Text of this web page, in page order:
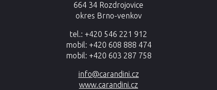
664 34 Rozdrojovice
okres Brno-venkov
tel.: +420 546 221 912
mobil: +420 608 888 474
mobil: +420 603 287 758
info@carandini.cz
www.carandini.cz